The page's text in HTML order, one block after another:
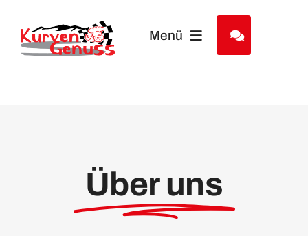
Inhalt
springen
Menü
Partner&Friends
Über uns